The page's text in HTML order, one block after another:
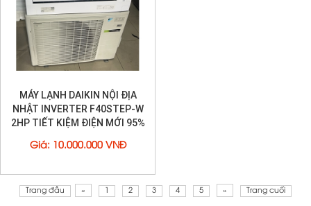
MÁY LẠNH DAIKIN NỘI ĐỊA
NHẬT INVERTER F40STEP-W
2HP TIẾT KIỆM ĐIỆN MỚI 95%
Giá : 10.000.000 VNĐ
Trang đầu « 2 3 4 5 » Trang cuối